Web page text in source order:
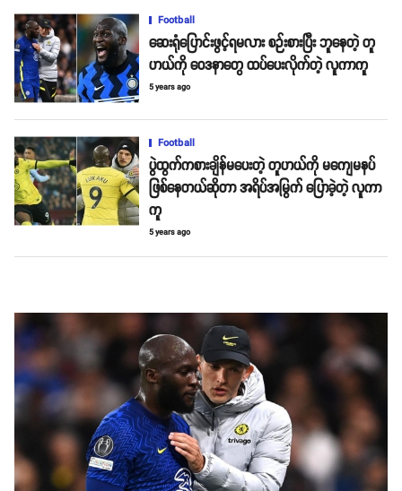
Football
ဆေးရုံပြောင်းဖွင့်ရမလား စဉ်းစားပြီး ဘူနေတဲ့ တူ
ဟယ်ကို ဝေဒနာတွေ ထပ်ပေးလိုက်တဲ့ လူကာကူ
5 years ago
Football
ပွဲထွက်ကစားချိန်မပေးတဲ့ တူဟယ်ကို မကျေမနပ်
ဖြစ်နေတယ်ဆိုတာ အရိပ်အမြွက် ပြောခဲ့တဲ့ လူကာ
ကူ
5 years ago